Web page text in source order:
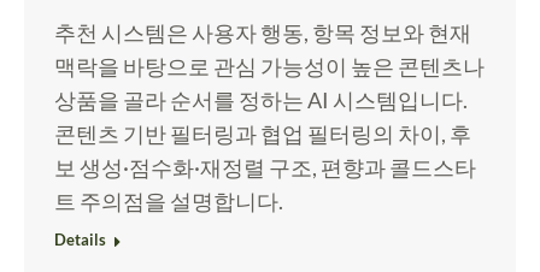
추천 시스템은 사용자 행동, 항목 정보와 현재
맥락을 바탕으로 관심 가능성이 높은 콘텐츠나
상품을 골라 순서를 정하는 AI 시스템입니다.
콘텐츠 기반 필터링과 협업 필터링의 차이, 후
보 생성·점수화·재정렬 구조, 편향과 콜드스타
트 주의점을 설명합니다.
Details